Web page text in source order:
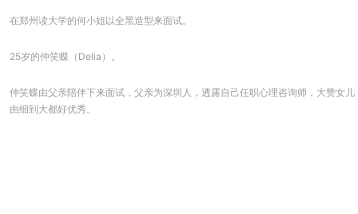
在郑州读大学的何小姐以全黑造型来面试。
25岁的仲笑蝶（Delia）。
仲笑蝶由父亲陪伴下来面试，父亲为深圳人，透露自己任职心理咨询师，大赞女儿
由细到大都好优秀。